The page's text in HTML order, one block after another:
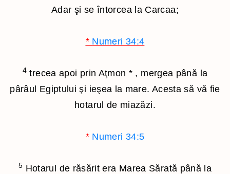
Adar şi se întorcea la Carcaa;
* Numeri 34:4
4 trecea apoi prin Aţmon * , mergea până la
pârâul Egiptului şi ieşea la mare. Acesta să vă fie
hotarul de miazăzi.
* Numeri 34:5
5 Hotarul de răsărit era Marea Sărată până la